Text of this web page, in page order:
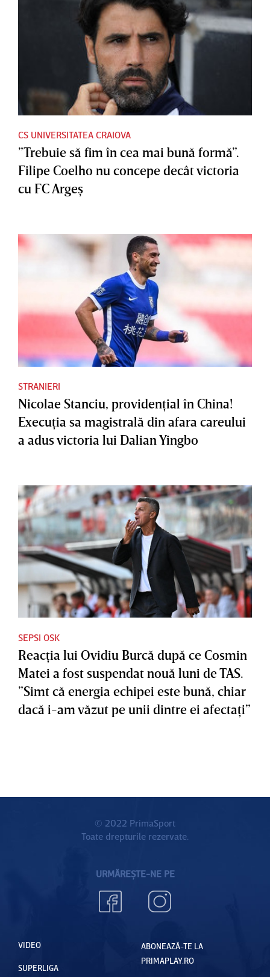
CS UNIVERSITATEA CRAIOVA
”Trebuie să fim în cea mai bună formă”.
Filipe Coelho nu concepe decât victoria
cu FC Argeş
STRANIERI
Nicolae Stanciu, providenţial în China!
Execuţia sa magistrală din afara careului
a adus victoria lui Dalian Yingbo
SEPSI OSK
Reacţia lui Ovidiu Burcă după ce Cosmin
Matei a fost suspendat nouă luni de TAS.
”Simt că energia echipei este bună, chiar
dacă i-am văzut pe unii dintre ei afectaţi”
© 2022 PrimaSport
Toate drepturile rezervate.
URMĂREȘTE-NE PE
VIDEO
SUPERLIGA
ABONEAZĂ-TE LA
PRIMAPLAY.RO